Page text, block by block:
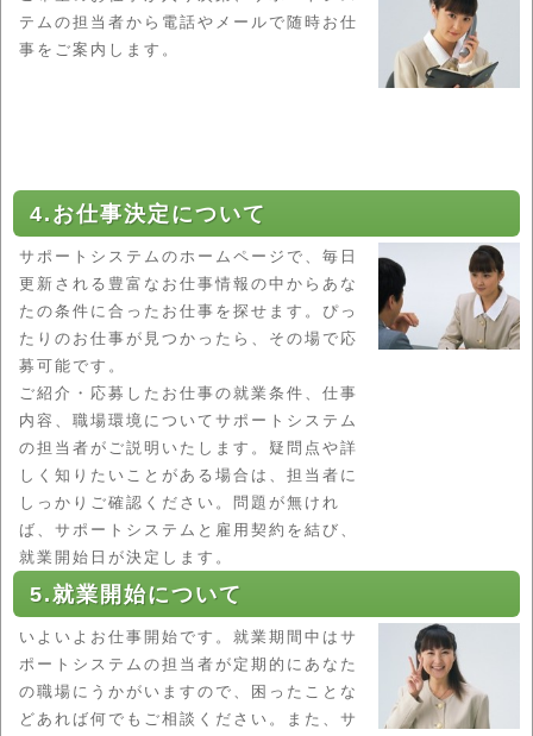
テムの担当者から電話やメールで随時お仕
事をご案内します。
4.お仕事決定について
サポートシステムのホームページで、毎日
更新される豊富なお仕事情報の中からあな
たの条件に合ったお仕事を探せます。ぴっ
たりのお仕事が見つかったら、その場で応
募可能です。
ご紹介・応募したお仕事の就業条件、仕事
内容、職場環境についてサポートシステム
の担当者がご説明いたします。疑問点や詳
しく知りたいことがある場合は、担当者に
しっかりご確認ください。問題が無けれ
ば、サポートシステムと雇用契約を結び、
就業開始日が決定します。
5.就業開始について
いよいよお仕事開始です。就業期間中はサ
ポートシステムの担当者が定期的にあなた
の職場にうかがいますので、困ったことな
どあれば何でもご相談ください。また、サ